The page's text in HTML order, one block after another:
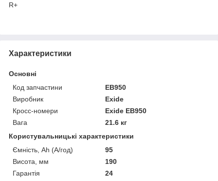
R+
Характеристики
Основні
Код запчастини
EB950
Виробник
Exide
Кросс-номери
Exide EB950
Вага
21.6 кг
Користувальницькі характеристики
Ємність, Ah (А/год)
95
Висота, мм
190
Гарантія
24